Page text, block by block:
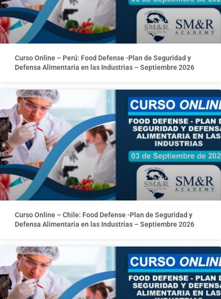
Curso Online – Perú: Food Defense -Plan de Seguridad y
Defensa Alimentaria en las Industrias – Septiembre 2026
Curso Online – Chile: Food Defense -Plan de Seguridad y
Defensa Alimentaria en las Industrias – Septiembre 2026